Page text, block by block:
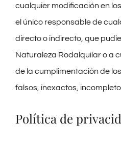
cualquier modificación en
el único responsable de
directo o indirecto, que
Naturaleza Rodalquilar o a
de la cumplimentación de
falsos, inexactos,
Política de